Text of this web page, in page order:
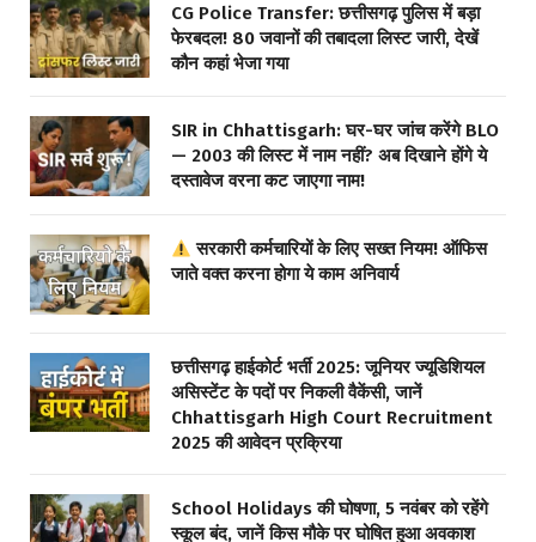
CG Police Transfer: छत्तीसगढ़ पुलिस में बड़ा
फेरबदल! 80 जवानों की तबादला लिस्ट जारी, देखें
कौन कहां भेजा गया
SIR in Chhattisgarh: घर-घर जांच करेंगे BLO
— 2003 की लिस्ट में नाम नहीं? अब दिखाने होंगे ये
दस्तावेज वरना कट जाएगा नाम!
सरकारी कर्मचारियों के लिए सख्त नियम! ऑफिस
जाते वक्त करना होगा ये काम अनिवार्य
छत्तीसगढ़ हाईकोर्ट भर्ती 2025: जूनियर ज्यूडिशियल
असिस्टेंट के पदों पर निकली वैकेंसी, जानें
Chhattisgarh High Court Recruitment
2025 की आवेदन प्रक्रिया
School Holidays की घोषणा, 5 नवंबर को रहेंगे
स्कूल बंद, जानें किस मौके पर घोषित हुआ अवकाश